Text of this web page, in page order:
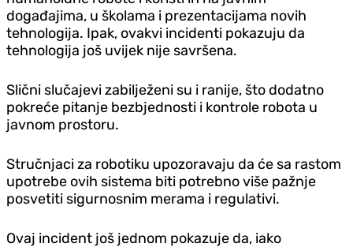
događajima, u školama i prezentacijama novih
tehnologija. Ipak, ovakvi incidenti pokazuju da
tehnologija još uvijek nije savršena.
Slični slučajevi zabilježeni su i ranije, što dodatno
pokreće pitanje bezbjednosti i kontrole robota u
javnom prostoru.
Stručnjaci za robotiku upozoravaju da će sa rastom
upotrebe ovih sistema biti potrebno više pažnje
posvetiti sigurnosnim merama i regulativi.
Ovaj incident još jednom pokazuje da, iako